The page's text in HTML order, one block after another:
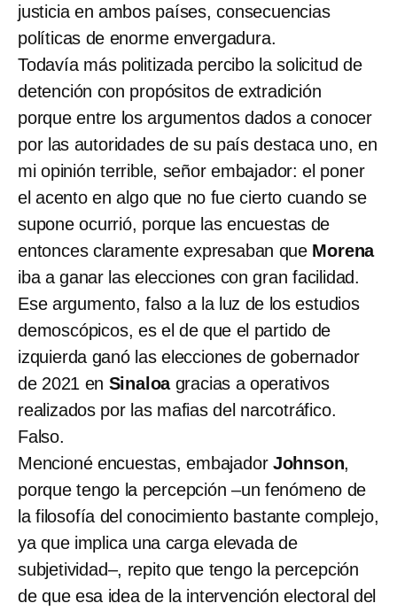
justicia en ambos países, consecuencias
políticas de enorme envergadura.
Todavía más politizada percibo la solicitud de
detención con propósitos de extradición
porque entre los argumentos dados a conocer
por las autoridades de su país destaca uno, en
mi opinión terrible, señor embajador: el poner
el acento en algo que no fue cierto cuando se
supone ocurrió, porque las encuestas de
entonces claramente expresaban que Morena
iba a ganar las elecciones con gran facilidad.
Ese argumento, falso a la luz de los estudios
demoscópicos, es el de que el partido de
izquierda ganó las elecciones de gobernador
de 2021 en Sinaloagracias a operativos
realizados por las mafias del narcotráfico.
Falso.
Mencioné encuestas, embajador Johnson,
porque tengo la percepción –un fenómeno de
la filosofía del conocimiento bastante complejo,
ya que implica una carga elevada de
subjetividad–, repito que tengo la percepción
de que esa idea de la intervención electoral del